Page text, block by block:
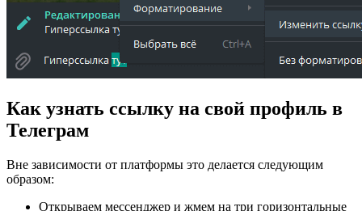
Как узнать ссылку на свой профиль в
Телеграм
Вне зависимости от платформы это делается следующим
образом:
Открываем мессенджер и жмем на три горизонтальные